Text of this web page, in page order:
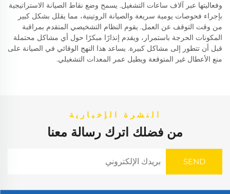
وفعاليتها عبر آلاف ساعات التشغيل. يسمح وضع نقاط الصيانة الاستراتيجية
بإجراء فحوصات يومية سريعة والصيانة الروتينية، مما يقلل بشكل كبير
من وقت التوقف عن العمل. يقوم النظام التشخيصي المتقدم بمراقبة
المكونات الحرجة باستمرار، ويقدم إنذارًا مبكرًا حول أي مشاكل محتملة
قبل أن تتطور إلى مشاكل كبيرة. يساعد هذا النهج الوقائي في الصيانة على
منع الأعطال غير المتوقعة ويطيل عمر المعدات التشغيلي.
النشرة الإخبارية
من فضلك اترك رسالة معنا